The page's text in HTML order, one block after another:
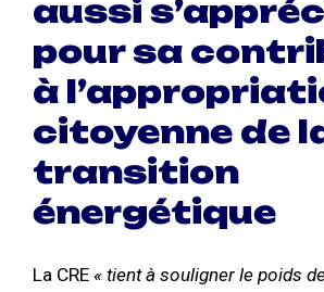
aussi
pour sa
à
citoyenne de
transition
énergétique
La CRE « tient à souligner le poids